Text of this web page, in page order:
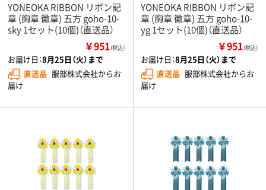
YONEOKA RIBBON リボン記
章 (胸章 徽章) 五方 goho-10-
sky 1セット(10個)（直送品）
￥951（税込）
お届け日：8月25日（火）まで
直送品 服部株式会社からお
届け
YONEOKA RIBBON リボン記
章 (胸章 徽章) 五方 goho-10-
yg 1セット(10個)（直送品）
￥951（税込）
お届け日：8月25日（火）まで
直送品 服部株式会社からお
届け